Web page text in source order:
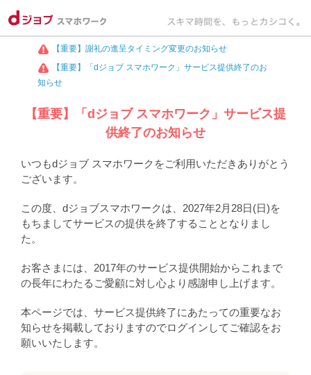
【重要】謝礼の進呈タイミング変更のお知らせ
【重要】「dジョブ スマホワーク」サービス提供終了のお
知らせ
【重要】「dジョブ スマホワーク」サービス提
供終了のお知らせ
いつもdジョブ スマホワークをご利用いただきありがとう
ございます。
この度、dジョブスマホワークは、2027年2月28日(日)を
もちましてサービスの提供を終了することとなりまし
た。
お客さまには、2017年のサービス提供開始からこれまで
の長年にわたるご愛顧に対し心より感謝申し上げます。
本ページでは、サービス提供終了にあたっての重要なお
知らせを掲載しておりますのでログインしてご確認をお
願いいたします。